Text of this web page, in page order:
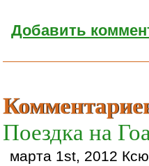
Добавить
Поездка на
марта 1st, 2012